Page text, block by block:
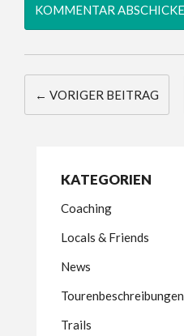
← VORIGER BEITRAG
KATEGORIEN
Coaching
Locals & Friends
News
Tourenbeschreibungen
Trails